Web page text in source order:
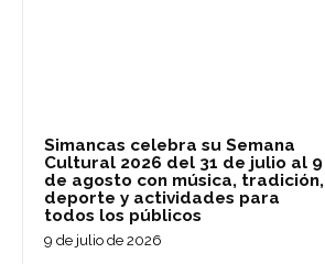
Simancas celebra su Semana
Cultural 2026 del 31 de julio al 9
de agosto con música, tradición,
deporte y actividades para
todos los públicos
9 de julio de 2026